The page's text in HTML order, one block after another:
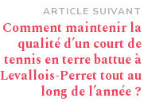
ARTICLE SUIVANT
Comment maintenir la
qualité d’un court de
tennis en terre battue à
Levallois-Perret tout au
long de l’année ?